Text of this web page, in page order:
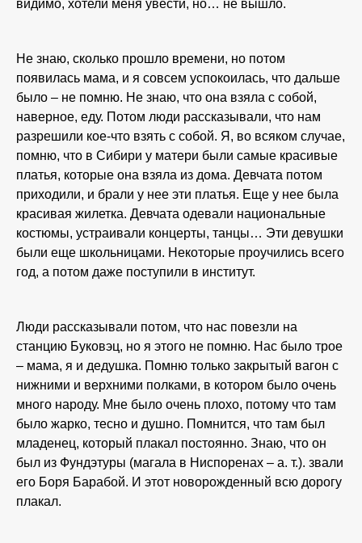
видимо, хотели меня увести, но… не вышло.
Не знаю, сколько прошло времени, но потом
появилась мама, и я совсем успокоилась, что дальше
было – не помню. Не знаю, что она взяла с собой,
наверное, еду. Потом люди рассказывали, что нам
разрешили кое-что взять с собой. Я, во всяком случае,
помню, что в Сибири у матери были самые красивые
платья, которые она взяла из дома. Девчата потом
приходили, и брали у нее эти платья. Еще у нее была
красивая жилетка. Девчата одевали национальные
костюмы, устраивали концерты, танцы… Эти девушки
были еще школьницами. Некоторые проучились всего
год, а потом даже поступили в институт.
Люди рассказывали потом, что нас повезли на
станцию Буковэц, но я этого не помню. Нас было трое
– мама, я и дедушка. Помню только закрытый вагон с
нижними и верхними полками, в котором было очень
много народу. Мне было очень плохо, потому что там
было жарко, тесно и душно. Помнится, что там был
младенец, который плакал постоянно. Знаю, что он
был из Фундэтуры (магала в Ниспоренах – а. т.). звали
его Боря Барабой. И этот новорожденный всю дорогу
плакал.